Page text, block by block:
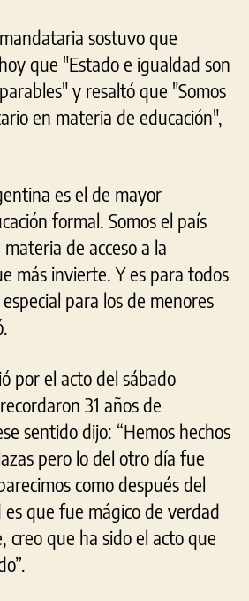
sostuvo que
que "Estado e igualdad son
y resaltó que "Somos
en materia de educación",
es el de mayor
formal. Somos el país
de acceso a la
más invierte. Y es para todos
para los de menores
por el acto del sábado
31 años de
sentido dijo: “Hemos hechos
pero lo del otro día fue
como después del
que fue mágico de verdad
que ha sido el acto que